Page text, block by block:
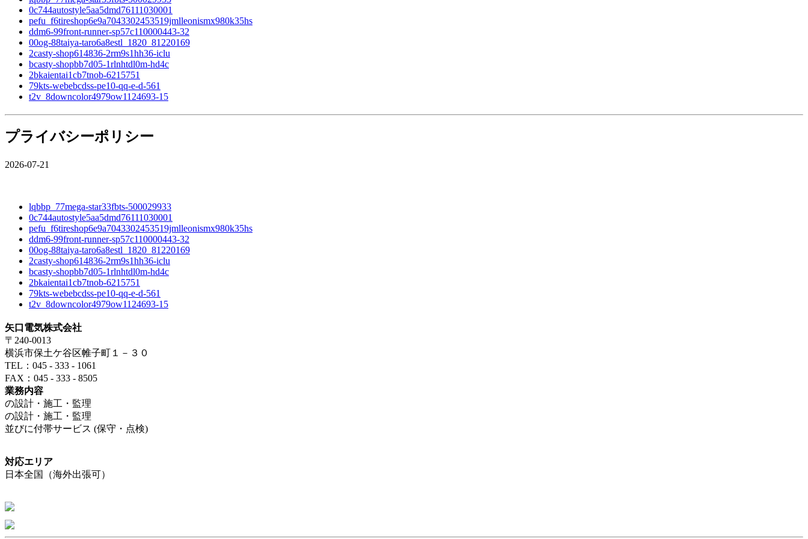
0c744autostyle5aa5dmd76111030001
pefu_f6tireshop6e9a7043302453519jmlleonismx980k35hs
ddm6-99front-runner-sp57c110000443-32
00og-88taiya-taro6a8estl_1820_81220169
2casty-shop614836-2rm9s1hh36-iclu
bcasty-shopbb7d05-1rlnhtdl0m-hd4c
2bkaientai1cb7tnob-6215751
79kts-webebcdss-pe10-qq-e-d-561
t2v_8downcolor4979ow1124693-15
プライバシーポリシー
2026-07-21
lqbbp_77mega-star33fbts-500029933
0c744autostyle5aa5dmd76111030001
pefu_f6tireshop6e9a7043302453519jmlleonismx980k35hs
ddm6-99front-runner-sp57c110000443-32
00og-88taiya-taro6a8estl_1820_81220169
2casty-shop614836-2rm9s1hh36-iclu
bcasty-shopbb7d05-1rlnhtdl0m-hd4c
2bkaientai1cb7tnob-6215751
79kts-webebcdss-pe10-qq-e-d-561
t2v_8downcolor4979ow1124693-15
矢口電気株式会社
〒240-0013
横浜市保土ケ谷区帷子町１－３０
TEL：045 - 333 - 1061
FAX：045 - 333 - 8505
業務内容
の設計・施工・監理
の設計・施工・監理
並びに付帯サービス (保守・点検)
対応エリア
日本全国（海外出張可）